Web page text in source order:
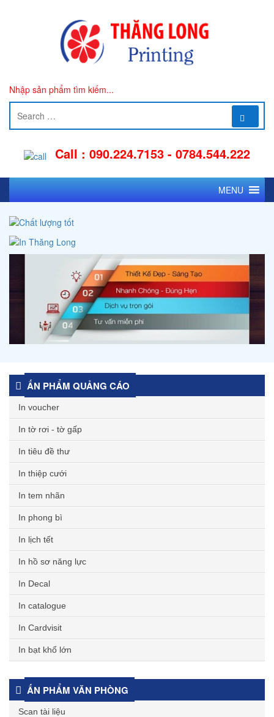
Nhập sản phẩm tìm kiếm...
Call : 090.224.7153 - 0784.544.222
MENU
ẤN PHẨM QUẢNG CÁO
In voucher
In tờ rơi - tờ gấp
In tiêu đề thư
In thiệp cưới
In tem nhãn
In phong bì
In lịch tết
In hồ sơ năng lực
In Decal
In catalogue
In Cardvisit
In bạt khổ lớn
ẤN PHẨM VĂN PHÒNG
Scan tài liệu